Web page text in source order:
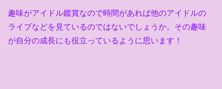
趣味がアイドル鑑賞なので時間があれば他のアイドルの
ライブなどを見ているのではないでしょうか。その趣味
が自分の成長にも役立っているように思います！